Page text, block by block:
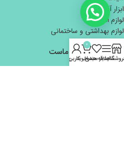
ابزار آلات دستی
لوازم الکتریکی
لوازم بهداشتی و ساختمانی
اعتماد شما افتخار ماست
سایدبار
علاقه مندی
0
سبد خرید
حساب کاربری من